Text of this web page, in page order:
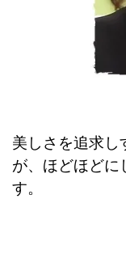
美しさを追求し
が、ほどほどに
す。